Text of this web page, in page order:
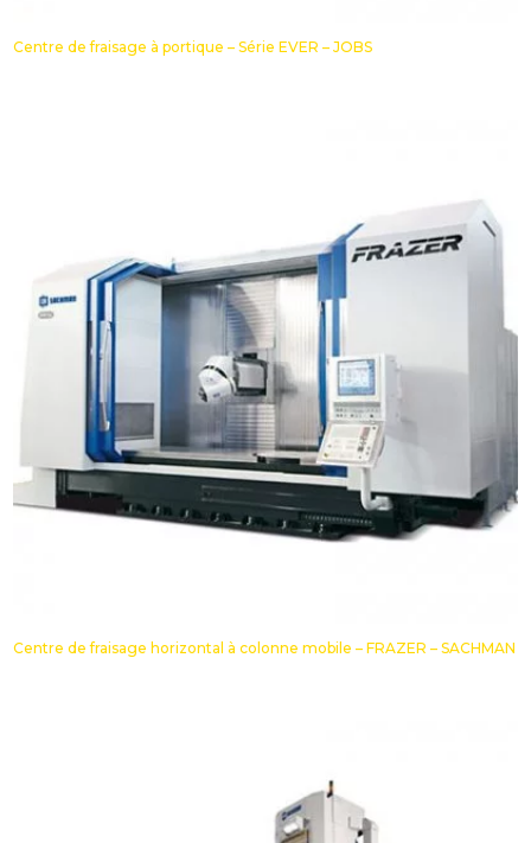
Centre de fraisage à portique – Série EVER – JOBS
Centre de fraisage horizontal à colonne mobile – FRAZER – SACHMAN